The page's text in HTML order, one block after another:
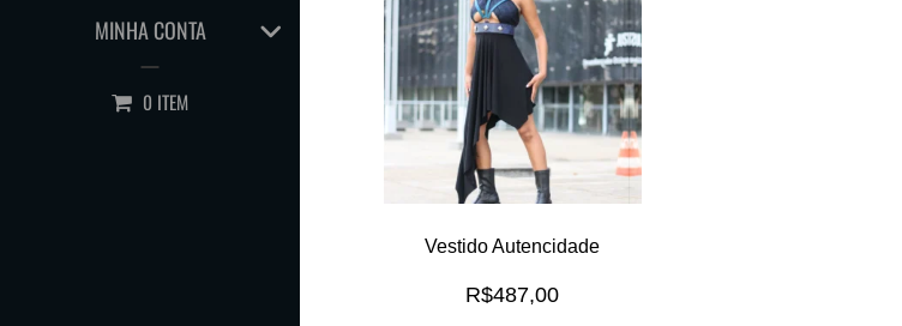
MINHA CONTA EXPAND
0 ITEM
Vestido Autencidade
R$487,00